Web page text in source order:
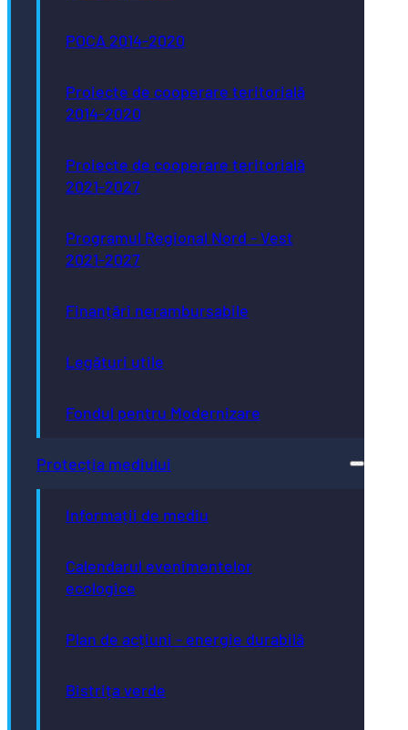
POCA 2014-2020
Proiecte de cooperare teritorială
2014-2020
Proiecte de cooperare teritorială
2021-2027
Programul Regional Nord - Vest
2021-2027
Finanțări nerambursabile
Legături utile
Fondul pentru Modernizare
Protecția mediului
Informații de mediu
Calendarul evenimentelor
ecologice
Plan de acțiuni - energie durabilă
Bistrița verde